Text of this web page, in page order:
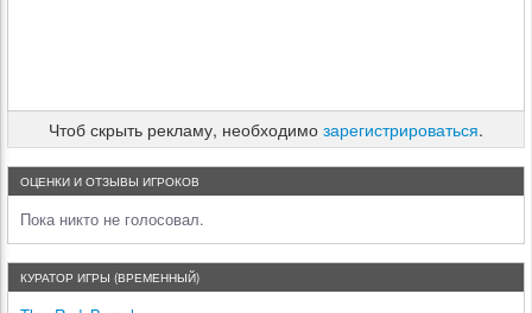
Чтоб скрыть рекламу, необходимо зарегистрироваться.
ОЦЕНКИ И ОТЗЫВЫ ИГРОКОВ
Пока никто не голосовал.
КУРАТОР ИГРЫ (ВРЕМЕННЫЙ)